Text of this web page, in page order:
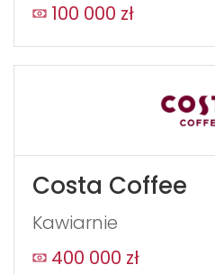
WYŚLIJ100 000 zł
Costa Coffee
Kawiarnie
400 000 zł